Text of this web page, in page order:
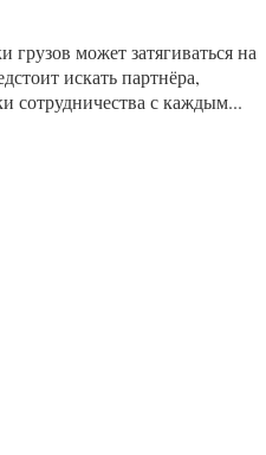
грузов может затягиваться на
искать партнёра,
сотрудничества с каждым...